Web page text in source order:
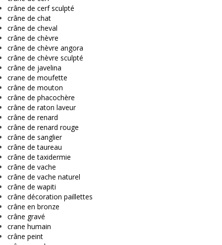
crâne de cerf sculpté
crâne de chat
crâne de cheval
crâne de chèvre
crâne de chèvre angora
crâne de chèvre sculpté
crâne de javelina
crane de moufette
crâne de mouton
crâne de phacochère
crâne de raton laveur
crâne de renard
crâne de renard rouge
crâne de sanglier
crâne de taureau
crâne de taxidermie
crâne de vache
crâne de vache naturel
crâne de wapiti
crâne décoration paillettes
crâne en bronze
crâne gravé
crane humain
crâne peint